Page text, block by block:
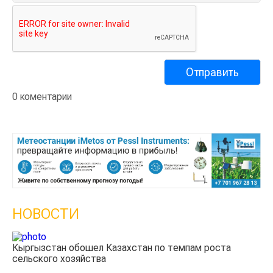
0 коментарии
НОВОСТИ
Казахстанские фермеры заработали $35 млн на
экспорте чечевицы